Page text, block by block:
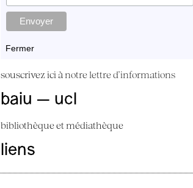
Fermer
souscrivez ici à notre lettre d'informations
baiu — ucl
bibliothèque et médiathèque
liens